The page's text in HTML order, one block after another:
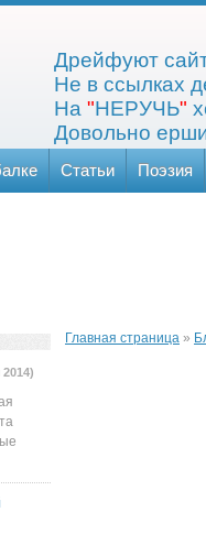
Дрейфуют
Не в ссылках
На "НЕРУЧЬ"
Довольно
Статьи Поэзия
Главная страница »